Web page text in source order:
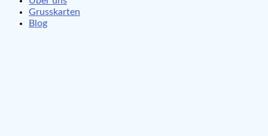
Grusskarten
Blog